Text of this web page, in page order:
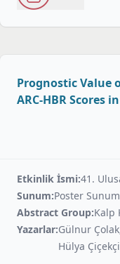
Prognostic Value
ARC-HBR Scores
Etkinlik İsmi:41.
Sunum:Poster Sunum
Abstract Group:Kalp
Yazarlar:Gülnur
Hülya